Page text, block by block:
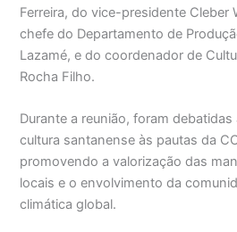
Ferreira, do vice-presidente Cleber
chefe do Departamento de
Lazamé, e do coordenador de
Rocha Filho.
Durante a reunião, foram
cultura santanense às pautas da
promovendo a valorização das
locais e o envolvimento da
climática global.